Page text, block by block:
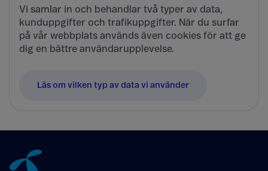
Vi samlar in och behandlar två typer av data,
kunduppgifter och trafikuppgifter. När du surfar
på vår webbplats används även cookies för att ge
dig en bättre användarupplevelse.
Läs om vilken typ av data vi använder